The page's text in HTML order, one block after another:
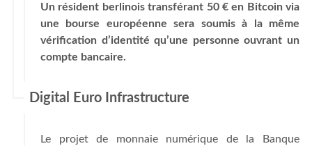
Un résident berlinois transférant 50 € en Bitcoin via
une bourse européenne sera soumis à la même
vérification d’identité qu’une personne ouvrant un
compte bancaire.
Digital Euro Infrastructure
Le projet de monnaie numérique de la Banque